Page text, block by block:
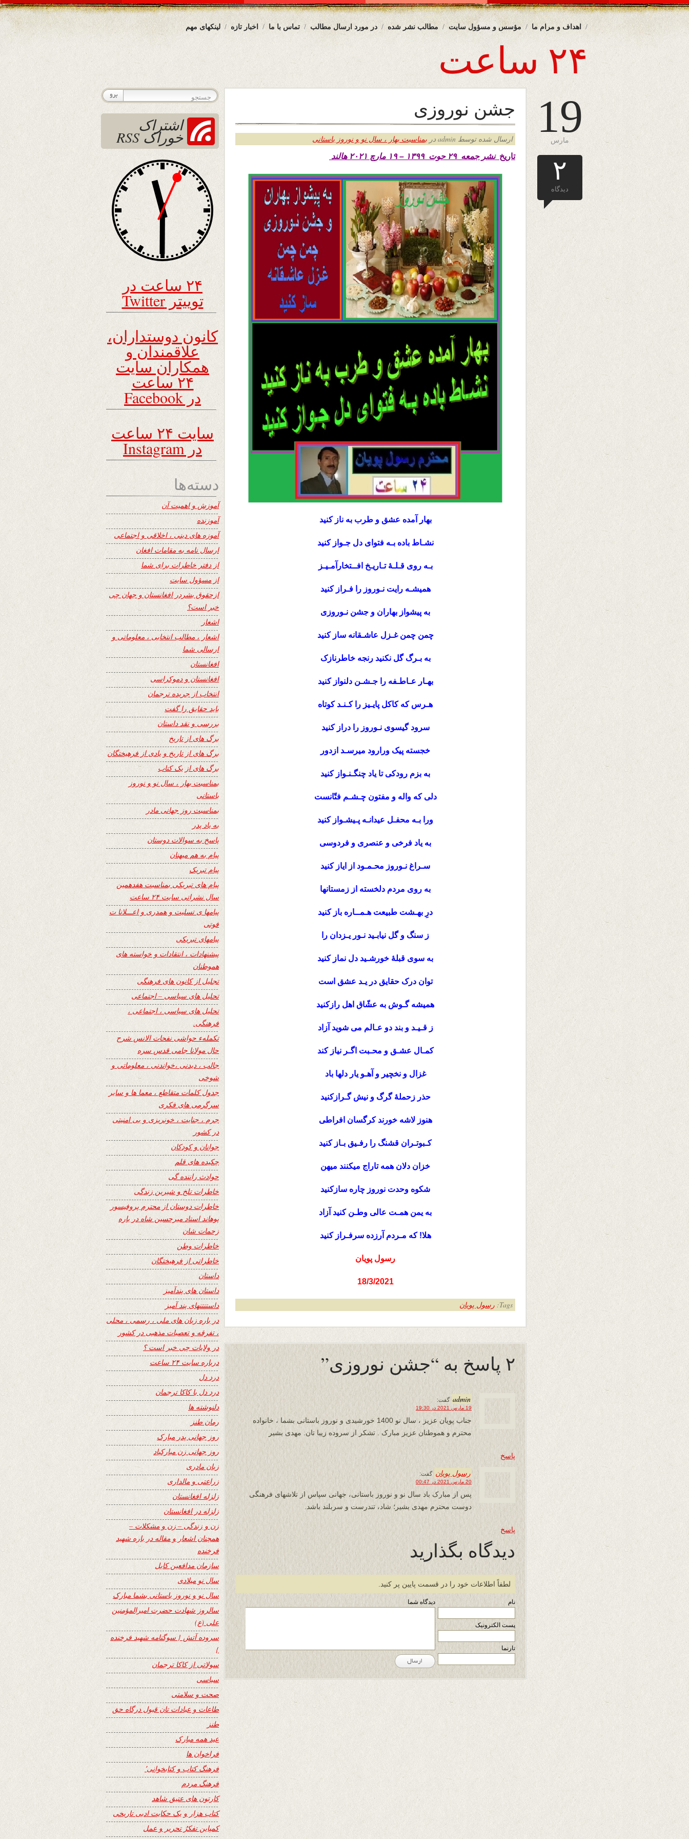
لینکهای مهم اخبار تازه تماس با ما در مورد ارسال مطالب مطالب نشر شده مؤسس و مسؤول سایت اهداف و مرام ما
۲۴ ساعت
19
مارس
۲
دیدگاه
جشن نوروزی
ارسال شده توسط admin در بمناسبت بهار ، سال نو و نوروز باستانی
تاریخ نشر جمعه ۲۹ حوت ۱۳۹۹ – ۱۹ مارچ ۲۰۲۱ هالند
بهار آمده عشق و طرب به ناز کنید
نشـاط باده بـه فتوای دل جـواز کنید
بـه روی قـلـۀ تـاریـخ افــتخارآمـیـز
همیشـه رایت نـوروز را فـراز کنید
به پیشواز بهاران و جشن نـوروزی
چمن چمن غـزل عاشـقانه ساز کنید
به بـرگ گل نکنید رنجه خاطرنازک
بهـار عـاطـفه را جـشـن دلنواز کنید
هـرس که کاکل پایـیز را کـنـد کوتاه
سرود گیسوی نـوروز را دراز کنید
خجسته پیک ورارود میرسـد ازدور
به بزم رودکی تا یاد چنگـنـواز کنید
دلی که واله و مفتون چـشـم فتّانست
ورا بـه محفـل عیدانـه پـیشـواز کنید
به یاد فرخی و عنصری و فردوسی
سـراغ نـوروز محـمـود از ایاز کنید
به روی مردم دلخسته از زمستان‏ها
درِ بهـشت طبیعت هـمــاره باز کنید
ز سنگ و گل نیابـید نـور یـزدان را
به سوی قبلۀ خورشـید دل نماز کنید
توان درک حقایق در یـد عشق است
همیشه گـوش به عشّاق اهل رازکنید
ز قـیـد و بند دو عـالم می شوید آزاد
کمـال عشـق و محـبت اگـر نیاز کند
غزال و نخچیر و آهـو یار دل‏ها باد
حذر زحملۀ گرگ و نیش گـرازکنید
هنوز لاشه خورند کرگسان افراطی
کـبوتـران قشنگ را رفـیق بـاز کنید
خزان دلان همه تاراج میکنند میهن
شکوه وحدت نوروز چاره سازکنید
به یمن همـت عالی وطـن کنید آزاد
هلا! که مـردم آرزده سرفـراز کنید
رسول پویان
18/3/2021
Tags: رسول پویان
۲ پاسخ به “جشن نوروزی”
admin گفت:
19 مارس 2021 در 19:30
جناب پویان عزیز ، سال نو 1400 خورشیدی و نوروز باستانی بشما ، خانواده
محترم و هموطنان عزیز مبارک . تشکر از سروده زیبا تان. مهدی بشیر
پاسخ
رسول پویان گفت:
20 مارس 2021 در 00:47
پس از مبارک باد سال نو و نوروز باستانی، جهانی سپاس از تلاشهای فرهنگی
دوست محترم مهدی بشیر؛ شاد، تندرست و سربلند باشد.
پاسخ
دیدگاه بگذارید
لطفاً اطلاعات خود را در قسمت پایین پر کنید.
نام
پست الکترونیک
تارنما
دیدگاه شما
اشتراک
خوراک RSS
۲۴ ساعت در
توییتر Twitter
کانون دوستداران،
علاقمندان و
همکاران سایت
۲۴ ساعت
در Facebook
سایت ۲۴ ساعت
در Instagram
دسته‌ها
آموزش و اهمیت آن
آموزنده
آموزه های دینی ، اخلاقی و اجتماعی
ارسال نامه به مقامات افغان
از دفتر خاطرات برای شما
از مسؤول سایت
ازحقوق بشردر افغانستان و جهان چی
خبر است؟
اشعار
اشعار ، مطالب انتخابی ، معلوماتی و
ارسالی شما
افغانستان
افغانستان و دموکراسی
انتخاب از جریده ترجمان
باید حقایق را گفت
بررسی و نقد داستان
برگ های از تاریخ
برگ های از تاریخ و یادی از فرهیختگان
برگ های از یک کتاب
بمناسبت بهار ، سال نو و نوروز
باستانی
بمناسبت روز جهانی مادر
به یاد پدر
پاسخ به سوالات دوستان
پیام به هم میهنان
پیام تبریک
پیام های تبریکی بمناسبت هفدهمین
سال نشراتی سایت ۲۴ ساعت
پیامها ی تسلیت و همدری و اعـــلانا ت
فوتی
پیامهای تبریکی
پیشنهادات ، انتقادات و خواسته های
هموطنان
تجلیل از کانون های فرهنگی
تحلیل های سیاسی – اجتماعی
تحلیل های سیاسی ، اجتماعی ،
فرهنگی.
تکملهء حواشی نفحات الانس شرح
حال مولانا جامی قدس سره
جالب ، دیدنی ،خواندنی ، معلوماتی و
شوخی
جدول کلمات متقاطع ، معما ها و سایر
سرگرمی های فکری
جرم ، جنایت ، خونریزی و بی امنیتی
در کشور
جوانان و کودکان
چکیده های قلم
حوادث راننده گی
خاطرات تلخ و شیرین زندگی
خاطرات دوستان از محترم پروفیسور
پوهاند استاد میرحسین شاه در باره
زحمات شان
خاطرات وطن
خاطراتی از فرهیختگان
داستان
داستان های پندآمیز
داستنتنهای پند آمیز
در باره زبان های ملی ، رسمی ، محلی
، تفرقه و تعصبات مذهبی در کشور
در ولایات چی خبر است ؟
درباره سایت ۲۴ ساعت
درد دل
درد دل با کاکا ترجمان
دلنوشته ها
رمان طنز
روز جهانی پدر مبارک
روز جهانی زن مبارکباد
زبان مادری
زراعتی و مالداری
زلزله افغانستان
زلزله در افغانستان
زن و زندگی – زن و مشکلات –
همچنان اشعار و مقاله در باره شهید
فرخنده
سازمان مدافعین کابل
سال نو میلادی
سال نو و نوروز باستانی بشما مبارک
سالروز شهادت حضرت امیرالمؤمنین
علی (ع)
سروده آتش { سوگنامه شهید فرخنده
}
سولاتی از کاکا ترجمان
سیاسی
صحت و سلامتی
طاعات و عبادات تان قبول درگاه حق
طنز
عید همه مبارک
فراخوان ها
فرهنگ کتاب و کتابخوانی٬
فرهنگ مردم
کارتون های عتیق شاهد
کتاب هزار و یک حکایت ادبی تاریخی
کمپاین تفکرُ تحریر و عمل